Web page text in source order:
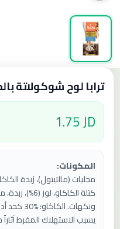
ترابا لوح شوكولاتة
1.75 JD
المكونات:
محليات (مالتيتول)، زبدة
كتلة الكاكاو،
ونكهات.الكاكاو:
يسبب الاستهلاك المفرط آثاراً